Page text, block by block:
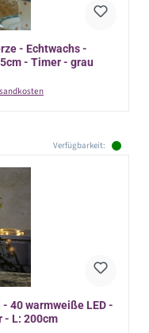
- Echtwachs -
- Timer - grau
Verfügbarkeit:
40 warmweiße LED -
- L: 200cm